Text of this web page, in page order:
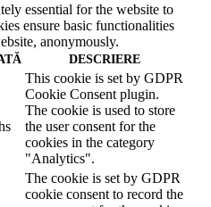
essential for the website to
ensure basic functionalities
anonymously.
DESCRIERE
This cookie is set by GDPR
Cookie Consent plugin.
The cookie is used to store
the user consent for the
cookies in the category
"Analytics".
The cookie is set by GDPR
cookie consent to record the